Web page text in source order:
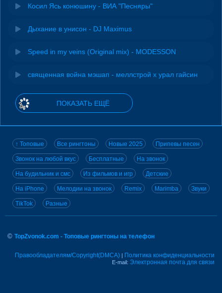
Косил Ясь конюшину - ВИА "Песняры"
Дыхание в унисон - DJ Maximus
Speed in my veins (Original mix) - MODESSON
священная война мэшап - меллстрой х урал гайсин
ПОКАЗАТЬ ЕЩЁ
↑ Топовые Все рингтоны Новые 2025 Припевы песен
Звонок на любой вкус Бесплатные На звонок
На будильник и смс Из фильмов и игр Детские
На iPhone Мелодии на звонок Remix Marimba Звуки
TikTok Разные
© TopZvonok.com - Топовые рингтоны на телефон
Правообладателям/Copyright(DMCA) | Политика конфиденциальности
E-mail: Электронная почта для связи